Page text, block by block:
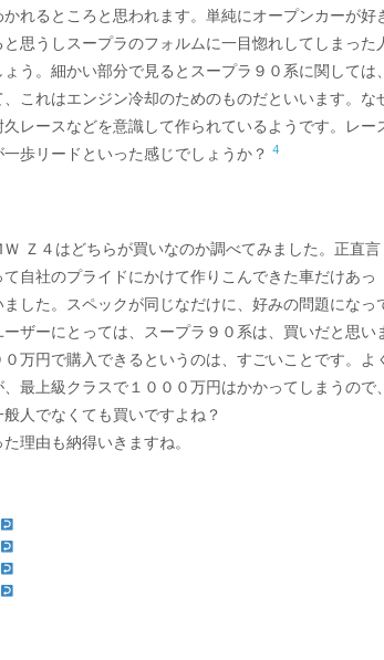
れるところと思われます。単純にオープンカーが好
思うしスープラのフォルムに一目惚れしてしまった
う。細かい部分で見るとスープラ９０系に関しては、
これはエンジン冷却のためのものだといいます。な
レースなどを意識して作られているようです。レー
歩リードといった感じでしょうか？4
Ｚ４はどちらが買いなのか調べてみました。正直言
自社のプライドにかけて作りこんできた車だけあっ
した。スペックが同じなだけに、好みの問題になっ
ザーにとっては、スープラ９０系は、買いだと思い
万円で購入できるというのは、すごいことです。よ
最上級クラスで１０００万円はかかってしまうので、
人でなくても買いですよね？
理由も納得いきますね。